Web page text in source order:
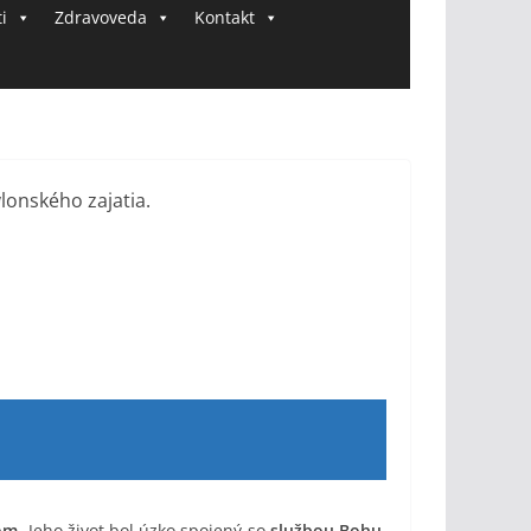
Zdravoveda Kontakt